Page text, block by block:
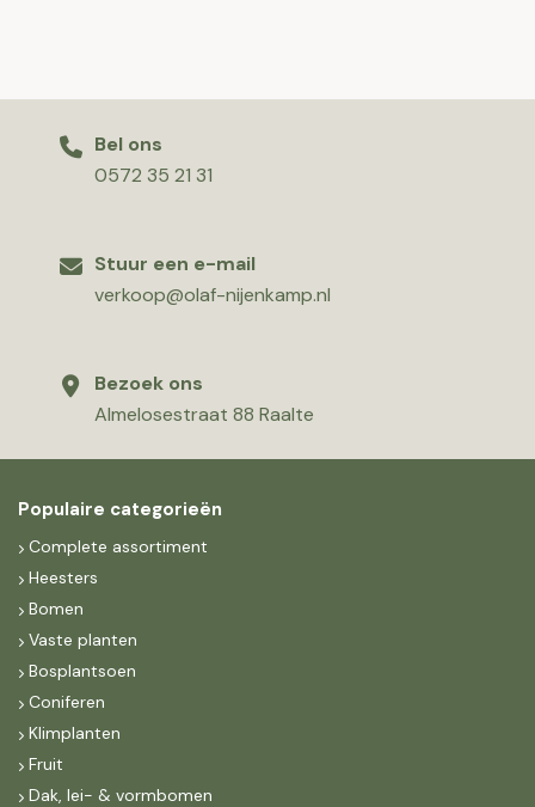
Bel ons
0572 35 21 31
Stuur een e-mail
verkoop@olaf-nijenkamp.nl
Bezoek ons
Almelosestraat 88 Raalte
Populaire categorieën
Complete assortiment
Heesters
Bomen
Vaste planten
Bosplantsoen
Coniferen
Klimplanten
Fruit
Dak, lei- & vormbomen